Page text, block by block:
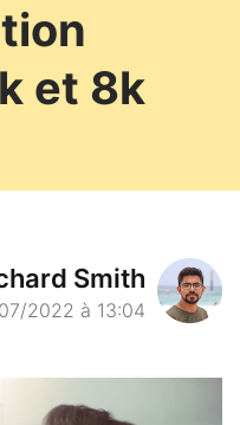
et 8k
Smith
2022 à 13:04